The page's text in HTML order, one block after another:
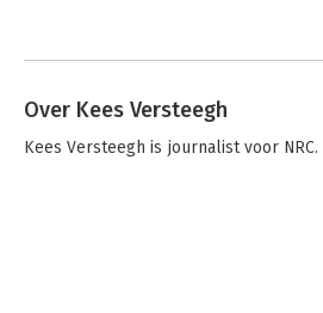
Over Kees Versteegh
Kees Versteegh is journalist voor NRC.